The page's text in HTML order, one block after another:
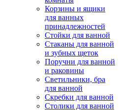
Корзины и ящики
для ванных
принадлежностей
Стойки для ванной
Стаканы для ванной
и зубных щеток
Поручни для ванной
и раковины
Светильники, бра
для ванной
Скребки для ванной
Столики для ванной